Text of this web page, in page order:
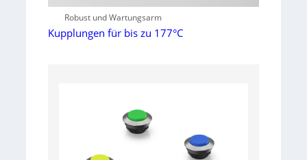
Robust und Wartungsarm
Kupplungen für bis zu 177°C